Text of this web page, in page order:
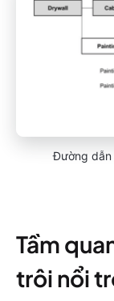
Đường dẫn
Tầm
trôi nổi